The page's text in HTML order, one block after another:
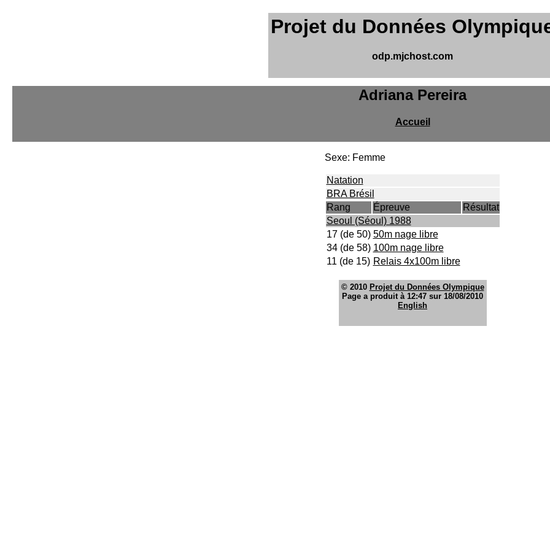
Projet du Données
odp.mjchost.com
Adriana Pereira
Accueil
Sexe: Femme
Natation
BRA Brésil
Rang
Épreuve
Résultat
Seoul (Séoul) 1988
17 (de 50) 50m nage libre
34 (de 58) 100m nage libre
11 (de 15) Relais 4x100m libre
© 2010 Projet du Données Olympique
Page a produit à 12:47 sur 18/08/2010
English